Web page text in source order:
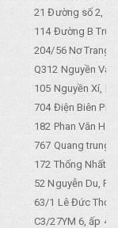
21 Đường số 2,
114 Đường B
204/56 Nơ Trang
Q312 Nguyền
105 Nguyền Xí,
704 Điện Biên
182 Phan Văn
767 Quang trung,
172 Thống Nhất.
52 Nguyễn Du,
63/1 Lê Đức Thọ,
C3/27YM 6, ấp 4,